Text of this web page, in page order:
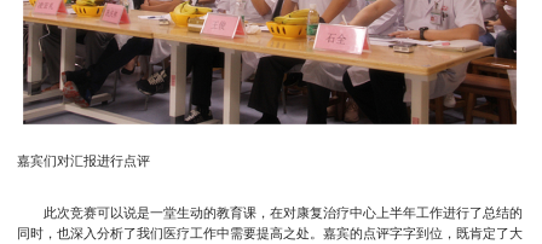
嘉宾们对汇报进行点评
此次竞赛可以说是一堂生动的教育课，在对康复治疗中心上半年工作进行了总结的
同时，也深入分析了我们医疗工作中需要提高之处。嘉宾的点评字字到位，既肯定了大